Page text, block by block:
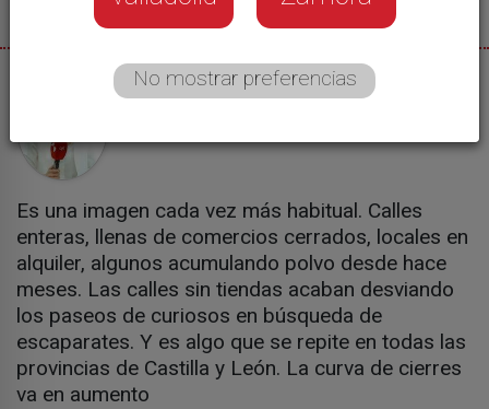
01/10/2020
Es una imagen cada vez más habitual. Calles
enteras, llenas de comercios cerrados, locales en
alquiler, algunos acumulando polvo desde hace
meses. Las calles sin tiendas acaban desviando
los paseos de curiosos en búsqueda de
escaparates. Y es algo que se repite en todas las
provincias de Castilla y León. La curva de cierres
va en aumento
No mostrar preferencias